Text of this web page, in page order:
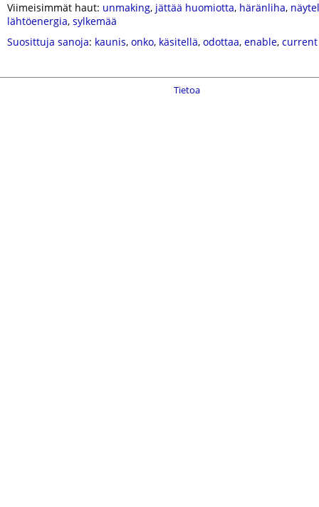
Viimeisimmät haut: unmaking, jättää huomiotta, häränliha,
lähtöenergia, sylkemää
Suosittuja sanoja: kaunis, onko, käsitellä, odottaa, enable, current
Tietoa